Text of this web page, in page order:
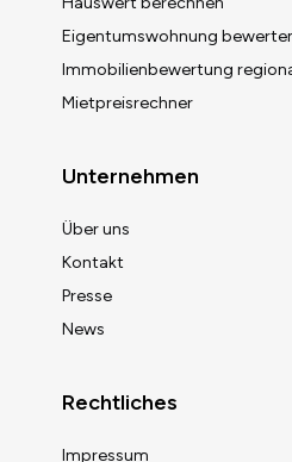
Eigentumswohnung
Immobilienbewertung
Mietpreisrechner
Unternehmen
Über uns
Kontakt
Presse
News
Rechtliches
Impressum